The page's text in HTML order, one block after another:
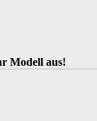
Modell aus!